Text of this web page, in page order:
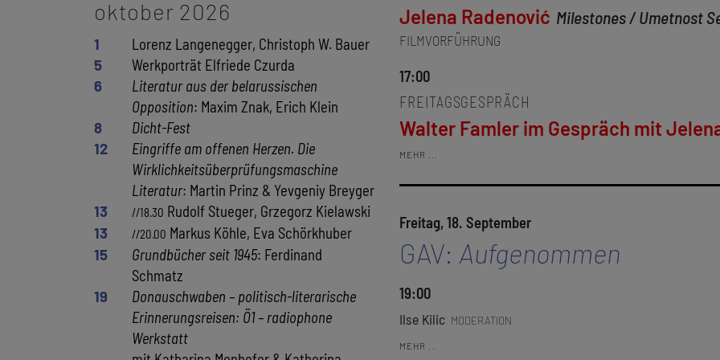
oktober 2026
1
Lorenz Langenegger, Christoph W. Bauer
5
Werkporträt Elfriede Czurda
6
Literatur aus der belarussischen
Opposition: Maxim Znak, Erich Klein
8
Dicht-Fest
12
Eingriffe am offenen Herzen. Die
Wirklichkeitsüberprüfungsmaschine
Literatur: Martin Prinz & Yevgeniy Breyger
13
//18.30 Rudolf Stueger, Grzegorz Kielawski
13
//20.00 Markus Köhle, Eva Schörkhuber
15
Grundbücher seit 1945: Ferdinand
Schmatz
19
Donauschwaben – politisch-literarische
Erinnerungsreisen: Ö1 – radiophone
Werkstatt
Jelena Radenović Milestones / Umetnost
FILMVORFÜHRUNG
17:00
FREITAGSGESPRÄCH
Walter Famler im Gespräch mit
MEHR ...
Freitag, 18. September
GAV: Aufgenommen
19:00
Ilse Kilic MODERATION
MEHR ...